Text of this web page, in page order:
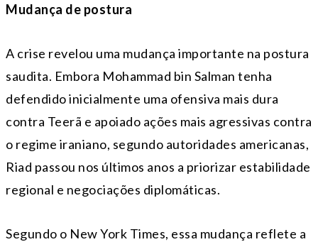
Mudança de postura
A crise revelou uma mudança importante na postura
saudita. Embora Mohammad bin Salman tenha
defendido inicialmente uma ofensiva mais dura
contra Teerã e apoiado ações mais agressivas contra
o regime iraniano, segundo autoridades americanas,
Riad passou nos últimos anos a priorizar estabilidade
regional e negociações diplomáticas.
Segundo o New York Times, essa mudança reflete a